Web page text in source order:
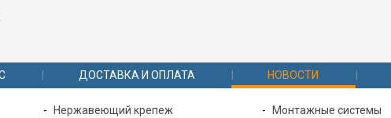
ДОСТАВКА И ОПЛАТА НОВОСТИ
Нержавеющий крепеж
Монтажные системы